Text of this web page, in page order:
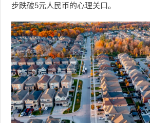
步跌破5元人民币的心理关口。